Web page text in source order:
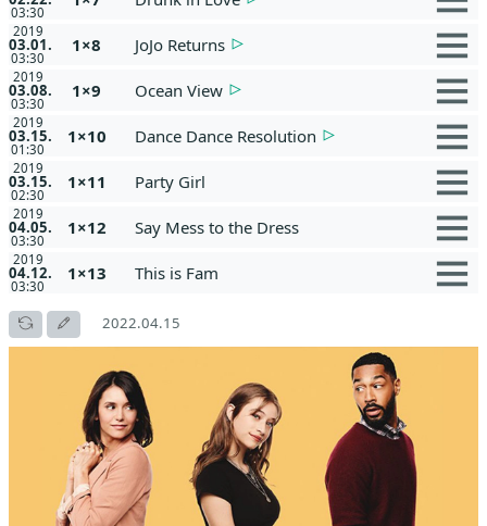
03:30
2019
03.01.
03:30
1×8 JoJo Returns
2019
03.08.
03:30
1×9 Ocean View
2019
03.15.
01:30
1×10 Dance Dance Resolution
2019
03.15.
02:30
1×11 Party Girl
2019
04.05.
03:30
1×12 Say Mess to the Dress
2019
04.12.
03:30
1×13 This is Fam
2022.04.15